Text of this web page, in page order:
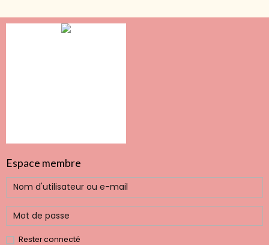
Espace membre
Rester connecté